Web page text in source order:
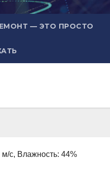
— ЭТО ПРОСТО
с, Влажность: 44%